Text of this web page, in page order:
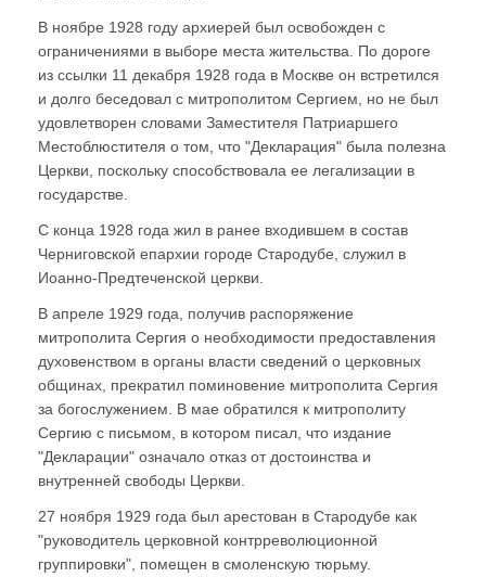
В ноябре 1928 году архиерей был освобожден с
ограничениями в выборе места жительства. По дороге
из ссылки 11 декабря 1928 года в Москве он встретился
и долго беседовал с митрополитом Сергием, но не был
удовлетворен словами Заместителя Патриаршего
Местоблюстителя о том, что "Декларация" была полезна
Церкви, поскольку способствовала ее легализации в
государстве.
С конца 1928 года жил в ранее входившем в состав
Черниговской епархии городе Стародубе, служил в
Иоанно-Предтеченской церкви.
В апреле 1929 года, получив распоряжение
митрополита Сергия о необходимости предоставления
духовенством в органы власти сведений о церковных
общинах, прекратил поминовение митрополита Сергия
за богослужением. В мае обратился к митрополиту
Сергию с письмом, в котором писал, что издание
"Декларации" означало отказ от достоинства и
внутренней свободы Церкви.
27 ноября 1929 года был арестован в Стародубе как
"руководитель церковной контрреволюционной
группировки", помещен в смоленскую тюрьму.